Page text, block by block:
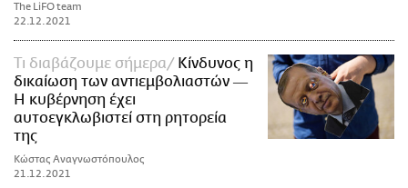
The LiFO team
22.12.2021
Τι διαβάζουμε σήμερα
Κίνδυνος η
δικαίωση των αντιεμβολιαστών ―
Η κυβέρνηση έχει
αυτοεγκλωβιστεί στη ρητορεία
της
Κώστας Αναγνωστόπουλος
21.12.2021